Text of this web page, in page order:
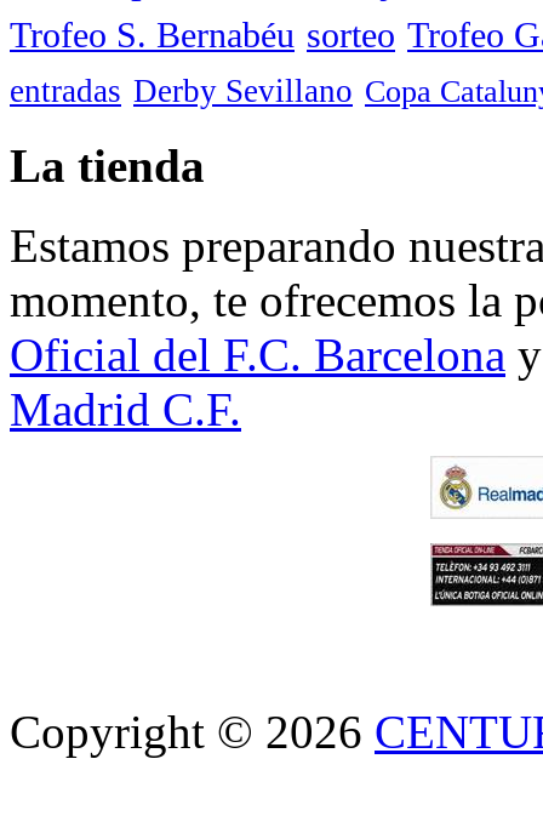
Trofeo S. Bernabéu sorteo Trofeo
entradas Derby Sevillano Copa
La tienda
Estamos preparando
momento, te ofrecemos la
Oficial del F.C. Barcelona
Madrid C.F.
Copyright © 2026